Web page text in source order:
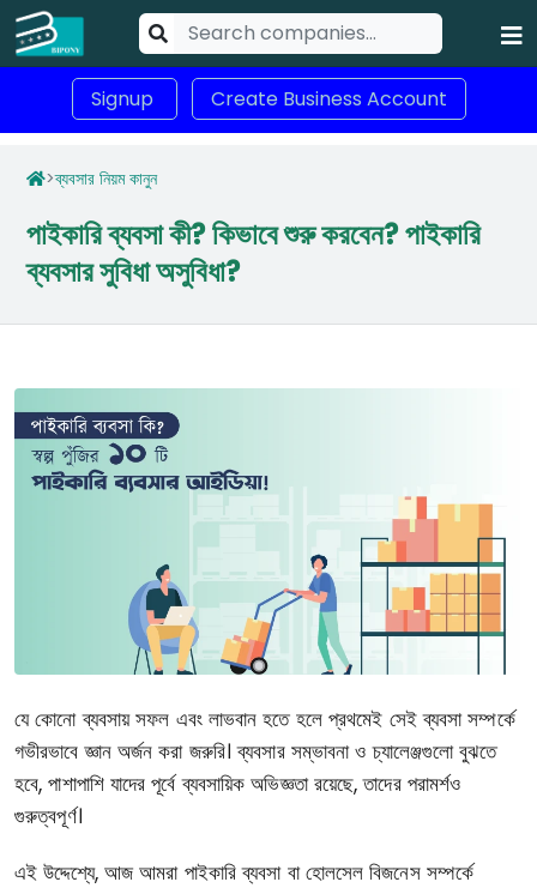
Signup Create Business Account
>ব্যবসার নিয়ম কানুন
পাইকারি ব্যবসা কী? কিভাবে শুরু করবেন? পাইকারি
ব্যবসার সুবিধা অসুবিধা?
যে কোনো ব্যবসায় সফল এবং লাভবান হতে হলে প্রথমেই সেই ব্যবসা সম্পর্কে
গভীরভাবে জ্ঞান অর্জন করা জরুরি। ব্যবসার সম্ভাবনা ও চ্যালেঞ্জগুলো বুঝতে
হবে, পাশাপাশি যাদের পূর্বে ব্যবসায়িক অভিজ্ঞতা রয়েছে, তাদের পরামর্শও
গুরুত্বপূর্ণ।
এই উদ্দেশ্যে, আজ আমরা পাইকারি ব্যবসা বা হোলসেল বিজনেস সম্পর্কে